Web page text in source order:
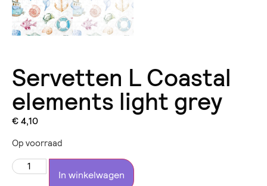
Servetten L Coastal
elements light grey
€4,10
Op voorraad
In winkelwagen